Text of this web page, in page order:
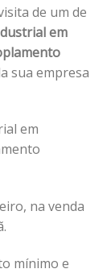
de um de
em
sua empresa
em
na venda
mínimo e